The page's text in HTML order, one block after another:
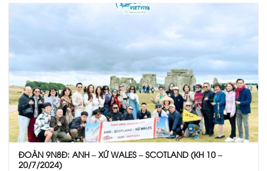
ĐOÀN 9N8Đ: ANH – XỨ WALES – SCOTLAND (KH 10 –
20/7/2024)